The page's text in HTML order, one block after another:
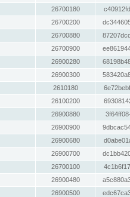
26700180
26700200
26700880
26700900
26900280
26900300
2610180
26100200
26900880
26900900
26900680
26900700
26700100
26900480
26900500